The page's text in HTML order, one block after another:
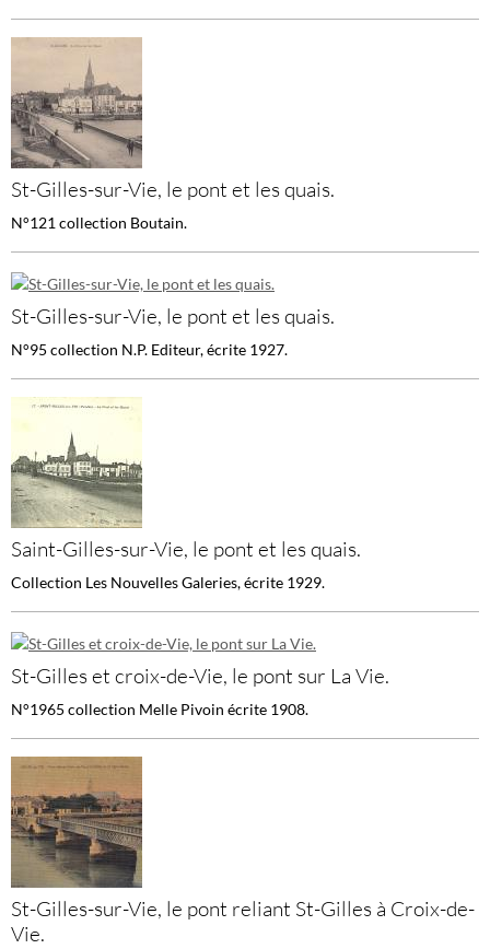
St-Gilles-sur-Vie, le pont et les quais.
N°121 collection Boutain.
St-Gilles-sur-Vie, le pont et les quais.
N°95 collection N.P. Editeur, écrite 1927.
Saint-Gilles-sur-Vie, le pont et les quais.
Collection Les Nouvelles Galeries, écrite 1929.
St-Gilles et croix-de-Vie, le pont sur La Vie.
N°1965 collection Melle Pivoin écrite 1908.
St-Gilles-sur-Vie, le pont reliant St-Gilles à Croix-de-
Vie.